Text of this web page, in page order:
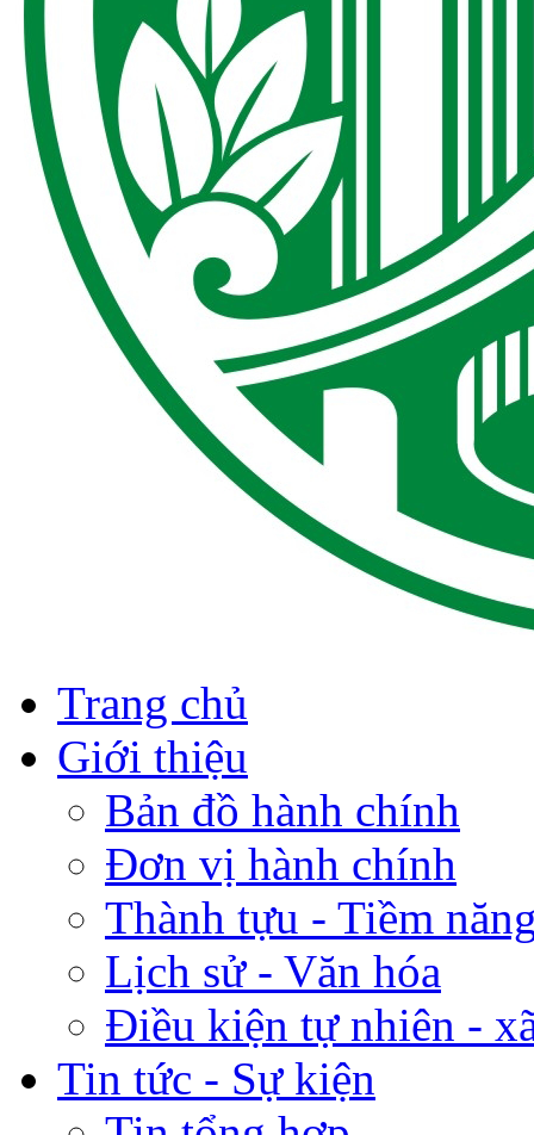
Trang chủ
Giới thiệu
Bản đồ hành chính
Đơn vị hành chính
Thành tựu - Tiềm
Lịch sử - Văn hóa
Điều kiện tự nhiên -
Tin tức - Sự kiện